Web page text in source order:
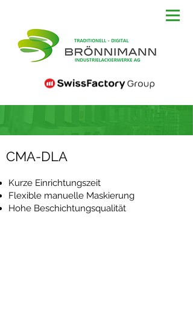
CMA-DLA
Kurze Einrichtungszeit
Flexible manuelle Maskierung
Hohe Beschichtungsqualität